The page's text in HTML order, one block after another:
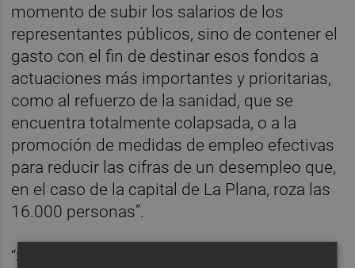
momento de subir los salarios de los
representantes públicos, sino de contener el
gasto con el fin de destinar esos fondos a
actuaciones más importantes y prioritarias,
como al refuerzo de la sanidad, que se
encuentra totalmente colapsada, o a la
promoción de medidas de empleo efectivas
para reducir las cifras de un desempleo que,
en el caso de la capital de La Plana, roza las
16.000 personas”.
“Se trata de un gesto simbólico, dado que